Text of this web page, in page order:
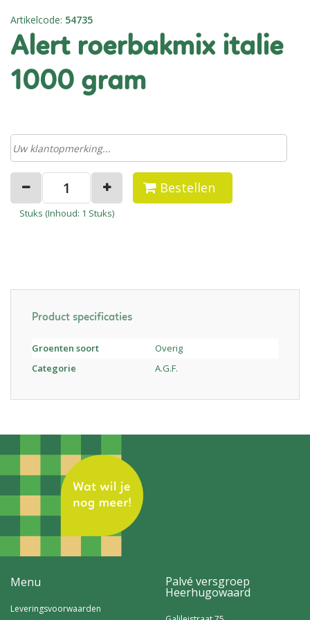
Artikelcode: 54735
alert roerbakmix italie
1000 gram
Bestellen
Stuks (Inhoud: 1 Stuks)
Product specificaties
Groenten soort
Overig
Categorie
A.G.F.
Menu
Leveringsvoorwaarden
Palvé versgroep
Heerhugowaard